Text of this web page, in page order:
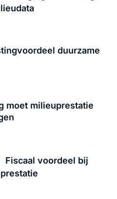
duurzame
moet milieuprestatie
Fiscaal voordeel bij